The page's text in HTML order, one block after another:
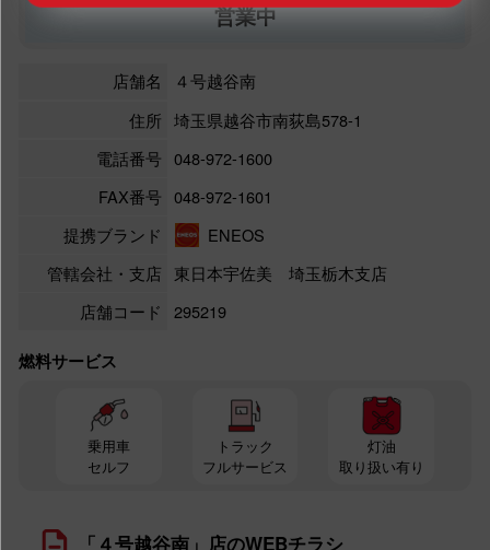
店舗名
４号越谷南
住所 埼玉県越谷市南荻島578-1
電話番号 048-972-1600
FAX番号 048-972-1601
提携ブランド
ENEOS
管轄会社・支店
東日本宇佐美 埼玉栃木支店
店舗コード
295219
営業中
燃料サービス
乗用車
セルフ
トラック
フルサービス
灯油
取り扱い有り
「４号越谷南」店のWEBチラシ